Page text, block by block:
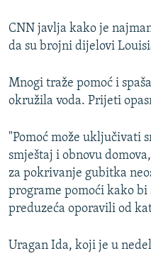
TRI DECENIJE OD RATA U BIH
SVE KARTE DEJTONA
NASTANAK I RASPAD
CNN javlja kako je
da su brojni dijelovi
Mnogi traže pomoć i
okružila voda. Prijeti
"Pomoć može uključivati
smještaj i obnovu
za pokrivanje gubitka
programe pomoći kako
preduzeća oporavili od
Uragan Ida, koji je u